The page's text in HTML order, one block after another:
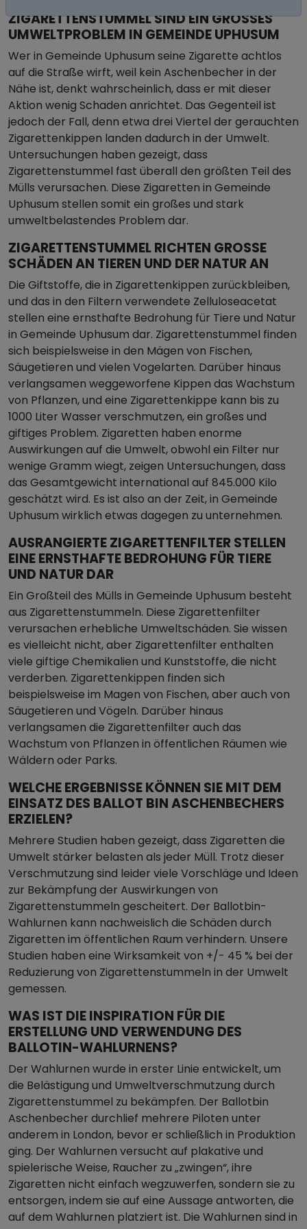
ZIGARETTENSTUMMEL SIND EIN GROSSES U
MWELTPROBLEM IN GEMEINDE UPHUSUM
Wer in Gemeinde Uphusum seine Zigarette achtlos
auf die Straße wirft, weil kein Aschenbecher in der
Nähe ist, denkt wahrscheinlich, dass er mit dieser
Aktion wenig Schaden anrichtet. Das Gegenteil ist
jedoch der Fall, denn etwa drei Viertel der gerauchten
Zigarettenkippen landen dadurch in der Umwelt.
Untersuchungen haben gezeigt, dass
Zigarettenstummel fast überall den größten Teil des
Mülls verursachen. Diese Zigaretten in Gemeinde
Uphusum stellen somit ein großes und stark
umweltbelastendes Problem dar.
ZIGARETTENSTUMMEL RICHTEN GROSSE S
CHÄDEN AN TIEREN UND DER NATUR AN
Die Giftstoffe, die in Zigarettenkippen zurückbleiben,
und das in den Filtern verwendete Zelluloseacetat
stellen eine ernsthafte Bedrohung für Tiere und Natur
in Gemeinde Uphusum dar. Zigarettenstummel finden
sich beispielsweise in den Mägen von Fischen,
Säugetieren und vielen Vogelarten. Darüber hinaus
verlangsamen weggeworfene Kippen das Wachstum
von Pflanzen, und eine Zigarettenkippe kann bis zu
1000 Liter Wasser verschmutzen, ein großes und
giftiges Problem. Zigaretten haben enorme
Auswirkungen auf die Umwelt, obwohl ein Filter nur
wenige Gramm wiegt, zeigen Untersuchungen, dass
das Gesamtgewicht international auf 845.000 Kilo
geschätzt wird. Es ist also an der Zeit, in Gemeinde
Uphusum wirklich etwas dagegen zu unternehmen.
AUSRANGIERTE ZIGARETTENFILTER STELLEN
EINE ERNSTHAFTE BEDROHUNG FÜR TIERE
UND NATUR DAR
Ein Großteil des Mülls in Gemeinde Uphusum besteht
aus Zigarettenstummeln. Diese Zigarettenfilter
verursachen erhebliche Umweltschäden. Sie wissen
es vielleicht nicht, aber Zigarettenfilter enthalten
viele giftige Chemikalien und Kunststoffe, die nicht
verderben. Zigarettenkippen finden sich
beispielsweise im Magen von Fischen, aber auch von
Säugetieren und Vögeln. Darüber hinaus
verlangsamen die Zigarettenfilter auch das
Wachstum von Pflanzen in öffentlichen Räumen wie
Wäldern oder Parks.
WELCHE ERGEBNISSE KÖNNEN SIE MIT DEM
EINSATZ DES BALLOT BIN ASCHENBECHERS
ERZIELEN?
Mehrere Studien haben gezeigt, dass Zigaretten die
Umwelt stärker belasten als jeder Müll. Trotz dieser
Verschmutzung sind leider viele Vorschläge und Ideen
zur Bekämpfung der Auswirkungen von
Zigarettenstummeln gescheitert. Der Ballotbin-
Wahlurnen kann nachweislich die Schäden durch
Zigaretten im öffentlichen Raum verhindern. Unsere
Studien haben eine Wirksamkeit von +/- 45 % bei der
Reduzierung von Zigarettenstummeln in der Umwelt
gemessen.
WAS IST DIE INSPIRATION FÜR DIE
ERSTELLUNG UND VERWENDUNG DES
BALLOTIN-WAHLURNENS?
Der Wahlurnen wurde in erster Linie entwickelt, um
die Belästigung und Umweltverschmutzung durch
Zigarettenstummel zu bekämpfen. Der Ballotbin
Aschenbecher durchlief mehrere Piloten unter
anderem in London, bevor er schließlich in Produktion
ging. Der Wahlurnen versucht auf plakative und
spielerische Weise, Raucher zu „zwingen“, ihre
Zigaretten nicht einfach wegzuwerfen, sondern sie zu
entsorgen, indem sie auf eine Aussage antworten, die
auf dem Wahlurnen platziert ist. Die Wahlurnen sind in